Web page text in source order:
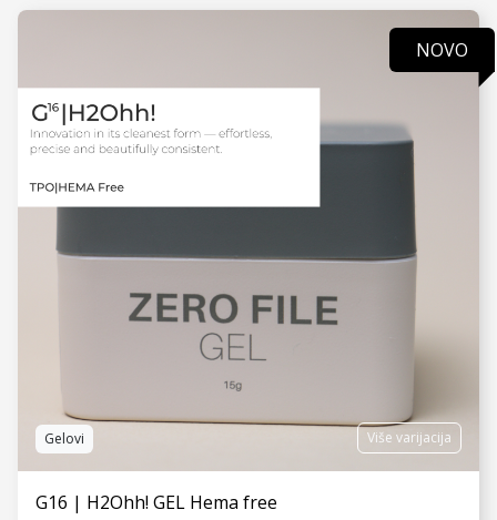
NOVO
Gelovi Više varijacija
G16 | H2Ohh! GEL Hema free